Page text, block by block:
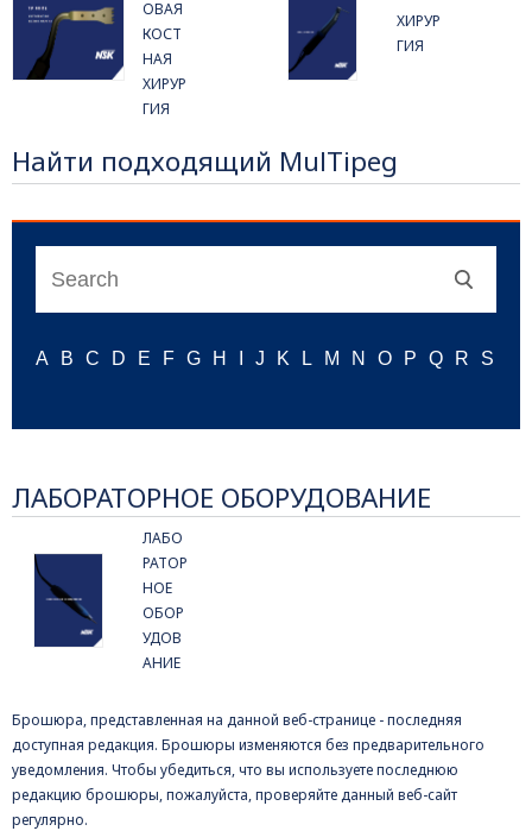
ОВАЯ
КОСТ
НАЯ
ХИРУР
ГИЯ
ХИРУР
ГИЯ
Найти подходящий MulTipeg
ЛАБОРАТОРНОЕ ОБОРУДОВАНИЕ
ЛАБО
РАТОР
НОЕ
ОБОР
УДОВ
АНИЕ
Брошюра, представленная на данной веб-странице - последняя
доступная редакция. Брошюры изменяются без предварительного
уведомления. Чтобы убедиться, что вы используете последнюю
редакцию брошюры, пожалуйста, проверяйте данный веб-сайт
регулярно.